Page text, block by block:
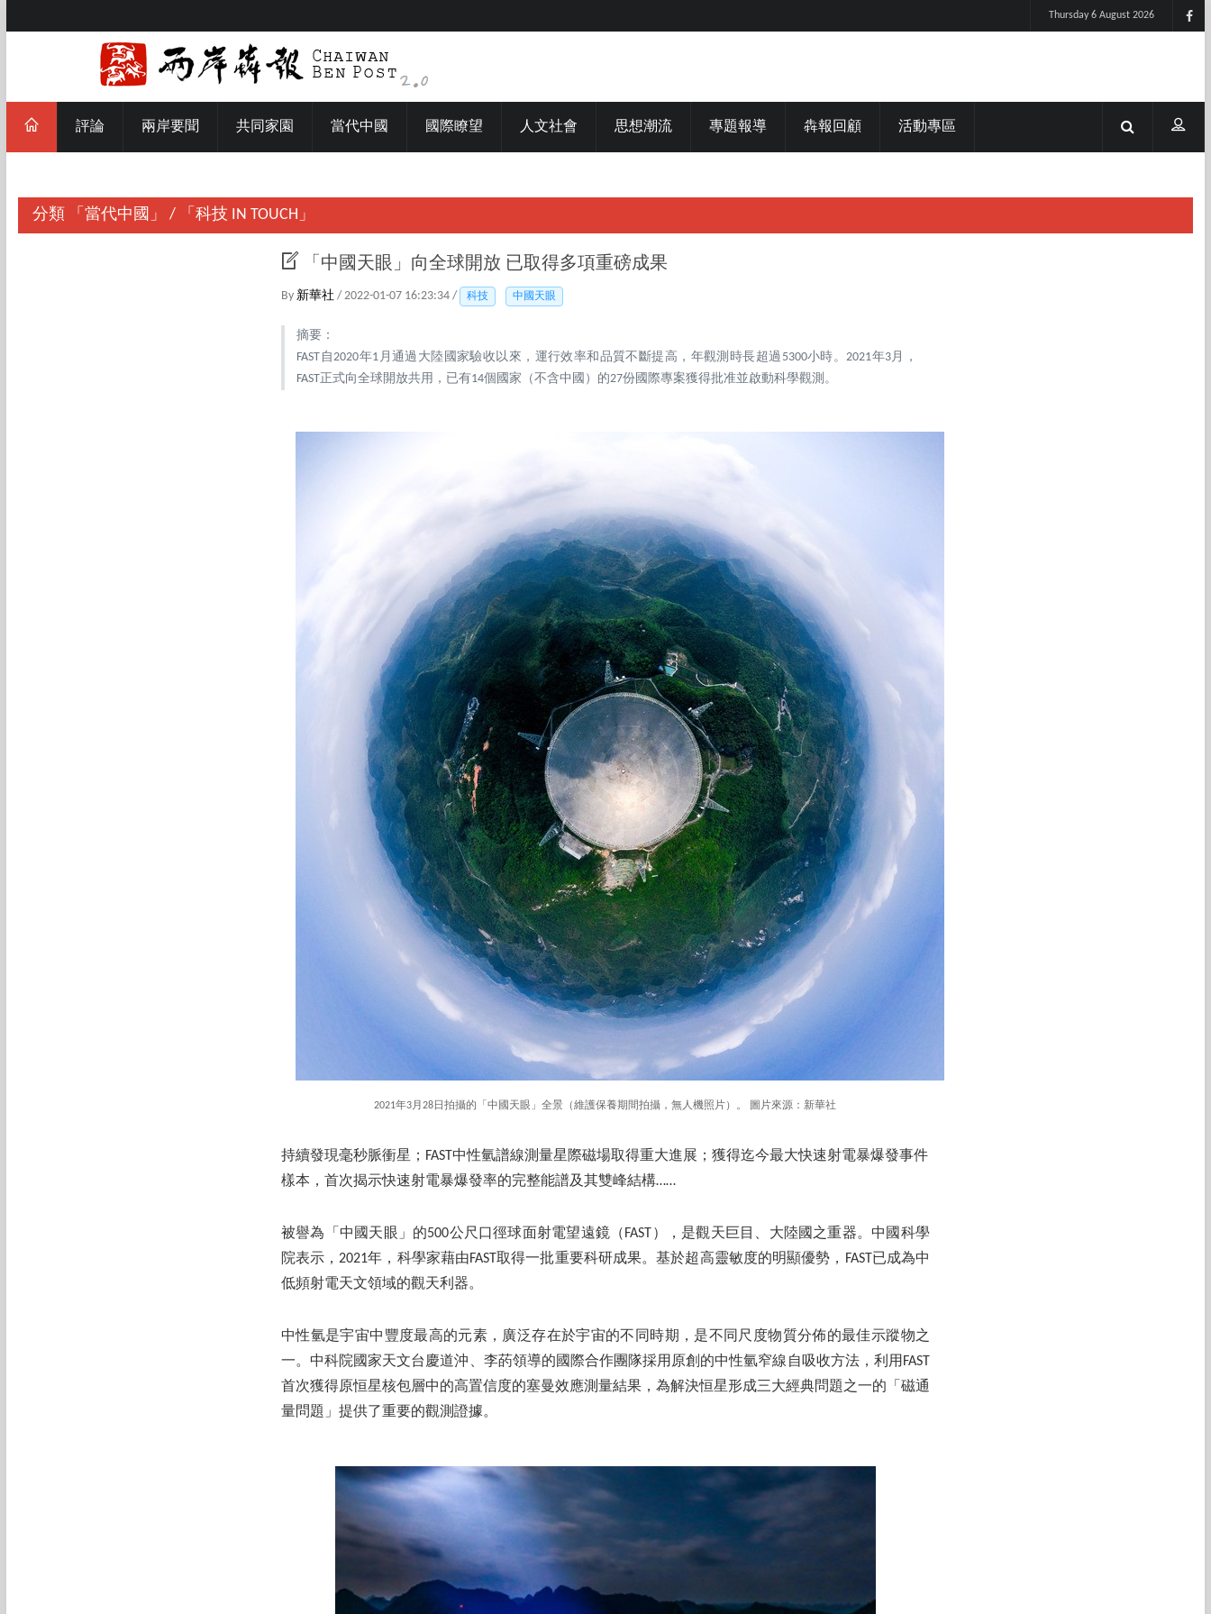
Thursday 6 August 2026
評論 兩岸要聞 共同家園 當代中國 國際瞭望 人文社會 思想潮流 專題報導 犇報回顧 活動專區
分類 「當代中國」 / 「科技 IN TOUCH」
「中國天眼」向全球開放 已取得多項重磅成果
By 新華社 / 2022-01-07 16:23:34 / 科技 中國天眼
摘要：
FAST自2020年1月通過大陸國家驗收以來，運行效率和品質不斷提高，年觀測時長超過5300小時。2021年3月，
FAST正式向全球開放共用，已有14個國家（不含中國）的27份國際專案獲得批准並啟動科學觀測。
2021年3月28日拍攝的「中國天眼」全景（維護保養期間拍攝，無人機照片）。 圖片來源：新華社
持續發現毫秒脈衝星；FAST中性氫譜線測量星際磁場取得重大進展；獲得迄今最大快速射電暴爆發事件
樣本，首次揭示快速射電暴爆發率的完整能譜及其雙峰結構……
被譽為「中國天眼」的500公尺口徑球面射電望遠鏡（FAST），是觀天巨目、大陸國之重器。中國科學
院表示，2021年，科學家藉由FAST取得一批重要科研成果。基於超高靈敏度的明顯優勢，FAST已成為中
低頻射電天文領域的觀天利器。
中性氫是宇宙中豐度最高的元素，廣泛存在於宇宙的不同時期，是不同尺度物質分佈的最佳示蹤物之
一。中科院國家天文台慶道沖、李菂領導的國際合作團隊採用原創的中性氫窄線自吸收方法，利用FAST
首次獲得原恒星核包層中的高置信度的塞曼效應測量結果，為解決恒星形成三大經典問題之一的「磁通
量問題」提供了重要的觀測證據。